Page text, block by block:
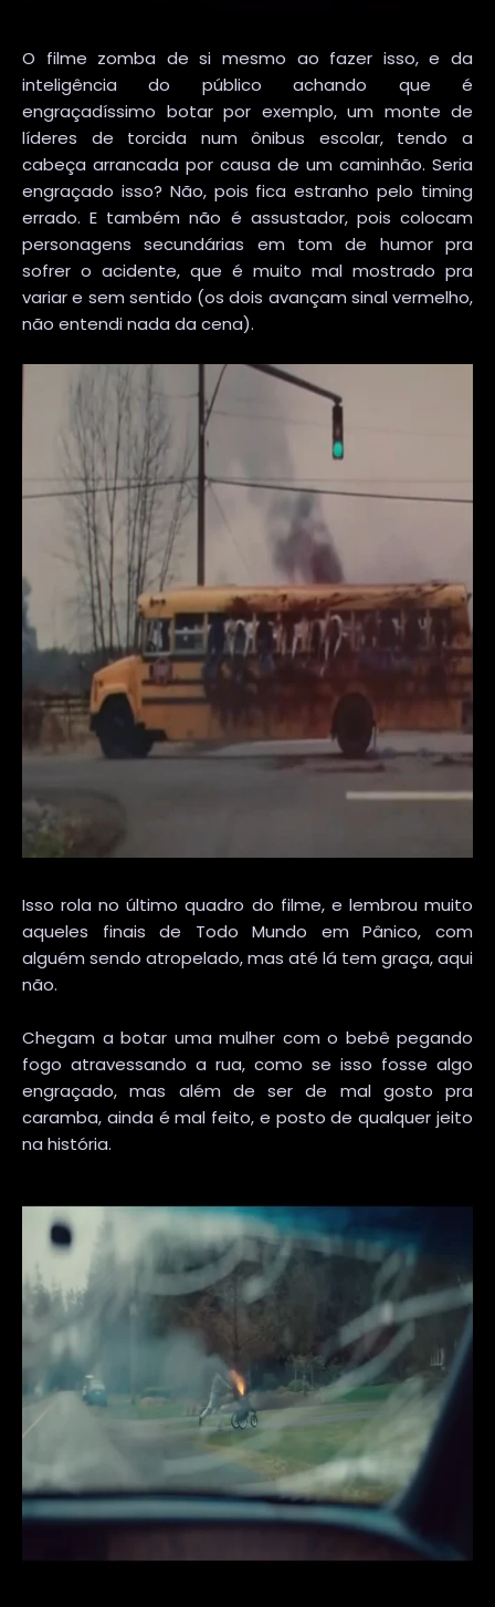
O filme zomba de si mesmo ao fazer isso, e da
inteligência do público achando que é
engraçadíssimo botar por exemplo, um monte de
líderes de torcida num ônibus escolar, tendo a
cabeça arrancada por causa de um caminhão. Seria
engraçado isso? Não, pois fica estranho pelo timing
errado. E também não é assustador, pois colocam
personagens secundárias em tom de humor pra
sofrer o acidente, que é muito mal mostrado pra
variar e sem sentido (os dois avançam sinal vermelho,
não entendi nada da cena).
Isso rola no último quadro do filme, e lembrou muito
aqueles finais de Todo Mundo em Pânico, com
alguém sendo atropelado, mas até lá tem graça, aqui
não.
Chegam a botar uma mulher com o bebê pegando
fogo atravessando a rua, como se isso fosse algo
engraçado, mas além de ser de mal gosto pra
caramba, ainda é mal feito, e posto de qualquer jeito
na história.